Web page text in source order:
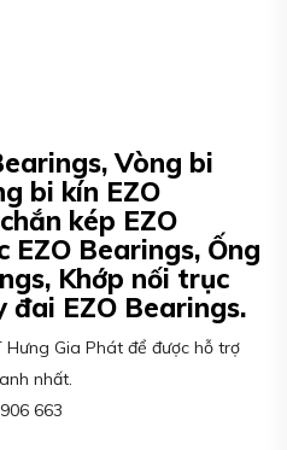
Vòng bi
bi kín EZO
kép EZO
EZO Bearings, Ống
Khớp nối trục
đai EZO Bearings.
Hưng Gia Phát để được hỗ trợ
nhất.
663